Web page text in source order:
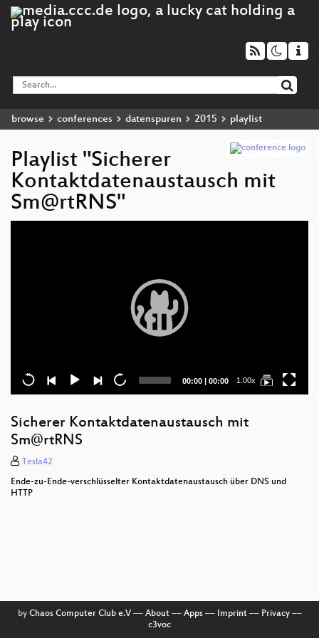
browse conferences datenspuren 2015 playlist
Playlist "Sicherer
Kontaktdatenaustausch mit
Sm@rtRNS"
Current
00:00 | Total
00:00 1.00x
Sicherer Kontaktdatenaustausch mit
Sm@rtRNS
Tesla42
Ende-zu-Ende-verschlüsselter Kontaktdatenaustausch über DNS und
HTTP
by Chaos Computer Club e.V–– About–– Apps–– Imprint–– Privacy––
c3voc